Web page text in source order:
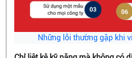
Những lỗi thường gặp khi